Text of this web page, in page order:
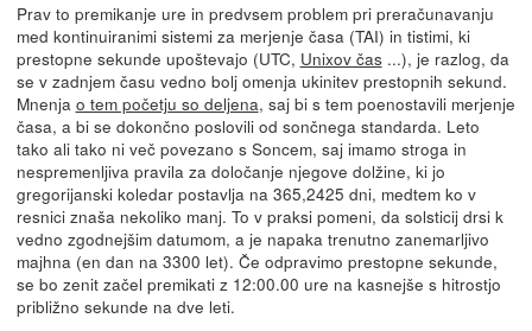
Prav to premikanje ure in predvsem problem pri preračunavanju
med kontinuiranimi sistemi za merjenje časa (TAI) in tistimi, ki
prestopne sekunde upoštevajo (UTC, Unixov čas...), je razlog, da
se v zadnjem času vedno bolj omenja ukinitev prestopnih sekund.
Mnenja o tem početju so deljena, saj bi s tem poenostavili merjenje
časa, a bi se dokončno poslovili od sončnega standarda. Leto
tako ali tako ni več povezano s Soncem, saj imamo stroga in
nespremenljiva pravila za določanje njegove dolžine, ki jo
gregorijanski koledar postavlja na 365,2425 dni, medtem ko v
resnici znaša nekoliko manj. To v praksi pomeni, da solsticij drsi k
vedno zgodnejšim datumom, a je napaka trenutno zanemarljivo
majhna (en dan na 3300 let). Če odpravimo prestopne sekunde,
se bo zenit začel premikati z 12:00.00 ure na kasnejše s hitrostjo
približno sekunde na dve leti.